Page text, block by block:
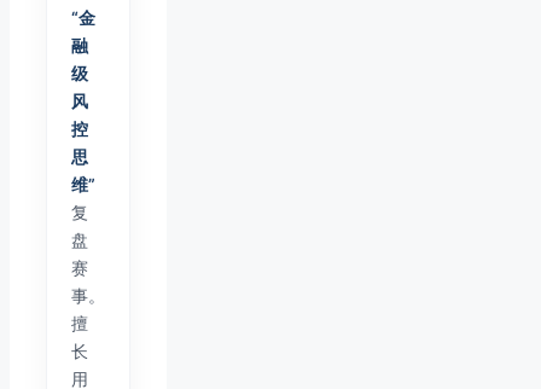
“金
融
级
风
控
思
维”
复
盘
赛
事。
擅
长
用